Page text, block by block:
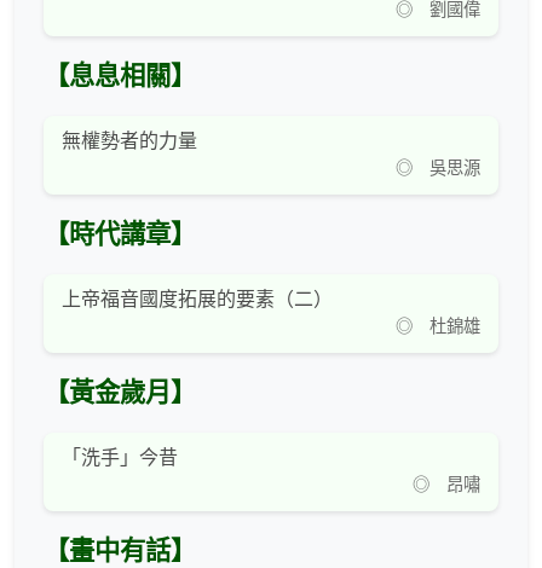
◎ 劉國偉
【息息相關】
無權勢者的力量
◎ 吳思源
【時代講章】
上帝福音國度拓展的要素（二）
◎ 杜錦雄
【黃金歲月】
「洗手」今昔
◎ 昂嘯
【畫中有話】